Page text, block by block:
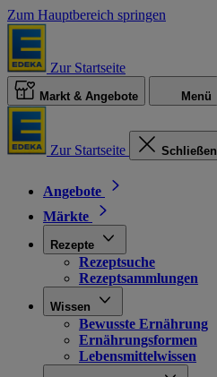
Zum Hauptbereich springen
Zur Startseite
Markt & Angebote Menü
Zur Startseite Schließen
Angebote
Märkte
Rezepte
Rezeptsuche
Rezeptsammlungen
Wissen
Bewusste Ernährung
Ernährungsformen
Lebensmittelwissen